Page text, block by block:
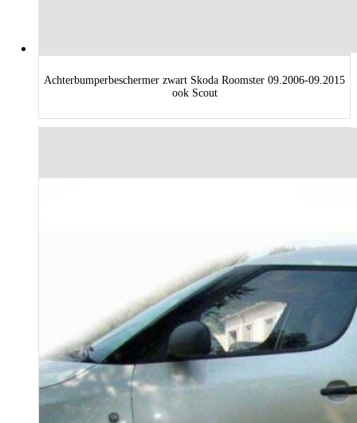
Achterbumperbeschermer zwart Skoda Roomster 09.2006-09.2015
ook Scout